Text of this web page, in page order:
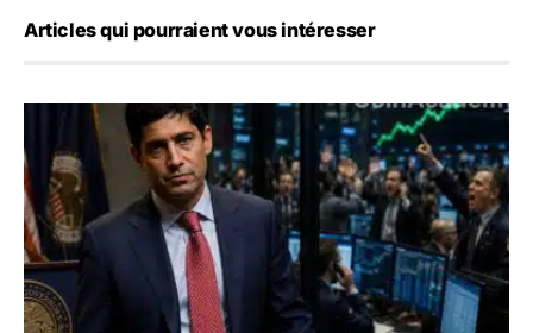
Articles qui pourraient vous intéresser
Emploi américain : 23 000 postes détruits en juillet, les